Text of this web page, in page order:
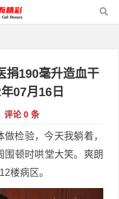
捐190毫升造血干
07月16日
评论 0 条
检验，今天我躺着，
围顿时哄堂大笑。爽朗
楼病区。